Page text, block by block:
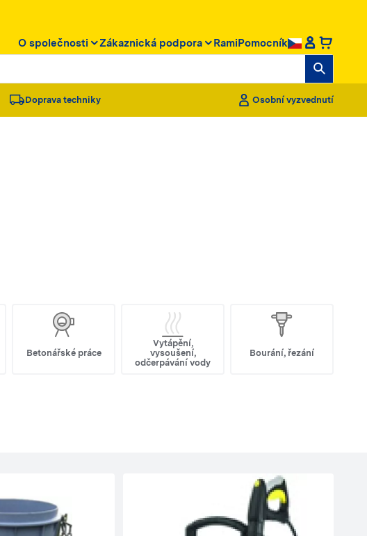
O společnosti Zákaznická podpora RamiPomocník
Doprava techniky Osobní vyzvednutí
Betonářské práce
Vytápění,
vysoušení,
odčerpávání vody
Bourání, řezání